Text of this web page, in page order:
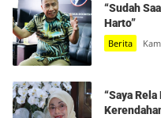
“Sudah
Harto”
Berita
“Saya